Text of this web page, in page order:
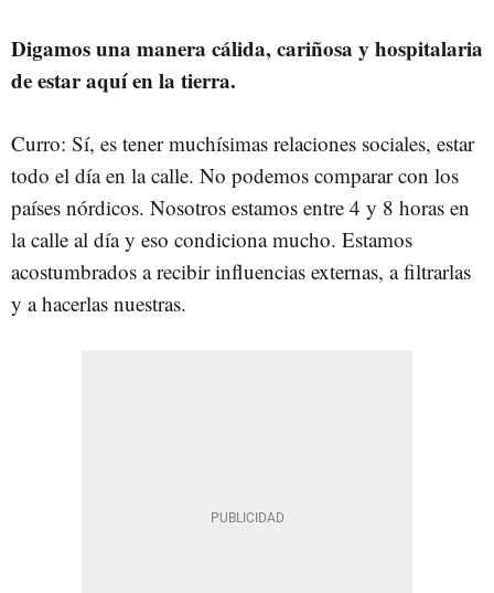
Digamos una manera cálida, cariñosa y hospitalaria
de estar aquí en la tierra.
Curro: Sí, es tener muchísimas relaciones sociales, estar
todo el día en la calle. No podemos comparar con los
países nórdicos. Nosotros estamos entre 4 y 8 horas en
la calle al día y eso condiciona mucho. Estamos
acostumbrados a recibir influencias externas, a filtrarlas
y a hacerlas nuestras.